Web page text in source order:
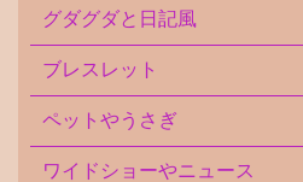
グダグダと日記風
ブレスレット
ペットやうさぎ
ワイドショーやニュース